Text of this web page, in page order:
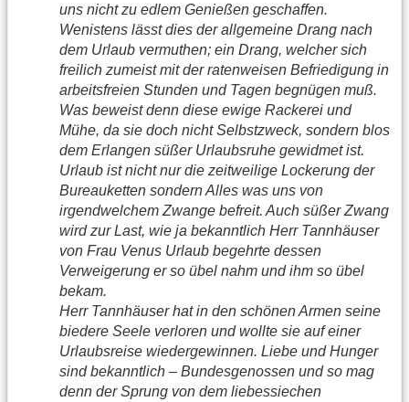
uns nicht zu edlem Genießen geschaffen.
Wenistens lässt dies der allgemeine Drang nach
dem Urlaub vermuthen; ein Drang, welcher sich
freilich zumeist mit der ratenweisen Befriedigung in
arbeitsfreien Stunden und Tagen begnügen muß.
Was beweist denn diese ewige Rackerei und
Mühe, da sie doch nicht Selbstzweck, sondern blos
dem Erlangen süßer Urlaubsruhe gewidmet ist.
Urlaub ist nicht nur die zeitweilige Lockerung der
Bureauketten sondern Alles was uns von
irgendwelchem Zwange befreit. Auch süßer Zwang
wird zur Last, wie ja bekanntlich Herr Tannhäuser
von Frau Venus Urlaub begehrte dessen
Verweigerung er so übel nahm und ihm so übel
bekam.
Herr Tannhäuser hat in den schönen Armen seine
biedere Seele verloren und wollte sie auf einer
Urlaubsreise wiedergewinnen. Liebe und Hunger
sind bekanntlich – Bundesgenossen und so mag
denn der Sprung von dem liebessiechen